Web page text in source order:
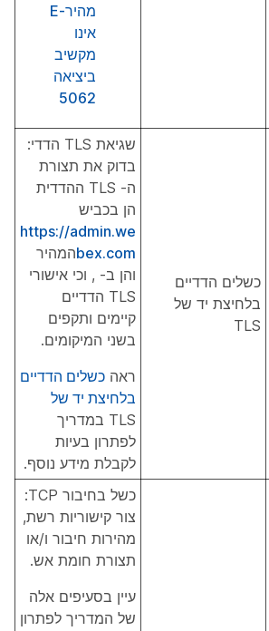
מהיר-E
אינו
מקשיב
ביציאה
5062
כשלים הדדיים
בלחיצת יד של
TLS
שגיאת TLS הדדי:
בדוק את תצורת
ה- TLS ההדדית
הן בכביש
https://admin.we
bex.comהמהיר
והן ב- , וכי אישורי
TLS הדדיים
קיימים ותקפים
בשני המיקומים.
ראה כשלים הדדיים
בלחיצת יד של
TLS במדריך
לפתרון בעיות
לקבלת מידע נוסף.
כשל בחיבור TCP:
צור קישוריות רשת,
מהירות חיבור ו/או
תצורת חומת אש.
עיין בסעיפים אלה
של המדריך לפתרון